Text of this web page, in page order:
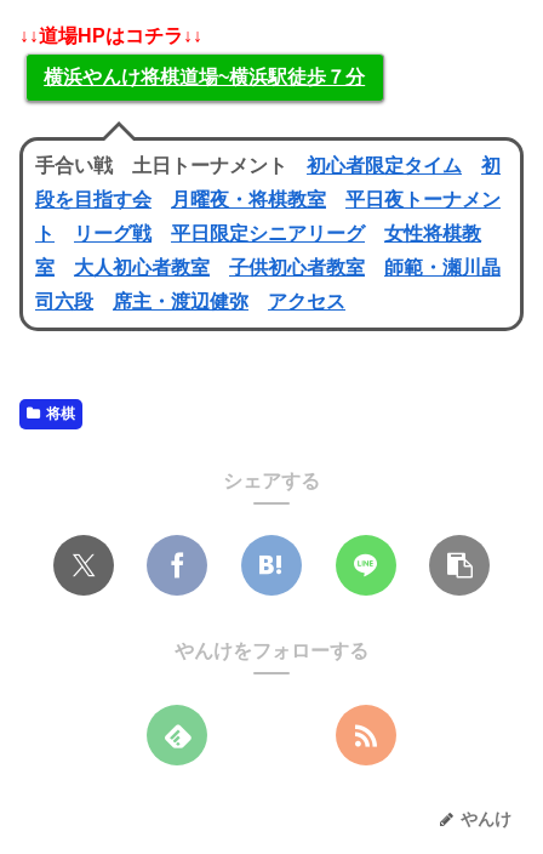
↓↓道場HPはコチラ↓↓
横浜やんけ将棋道場~横浜駅徒歩７分
手合い戦 土日トーナメント 初心者限定タイム
初
段を目指す会
月曜夜・将棋教室
平日夜トーナメン
ト
リーグ戦 平日限定シニアリーグ
女性将棋教
室
大人初心者教室 子供初心者教室
師範・瀬川晶
司六段
席主・渡辺健弥 アクセス
将棋
シェアする
やんけをフォローする
やんけ